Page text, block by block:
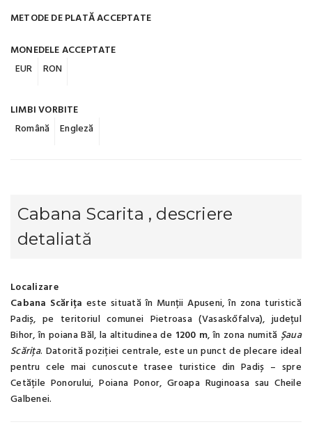
METODE DE PLATĂ ACCEPTATE
MONEDELE ACCEPTATE
EUR
RON
LIMBI VORBITE
Română
Engleză
Cabana Scarita , descriere
detaliată
Localizare
Cabana Scărița este situată în Munții Apuseni, în zona turistică
Padiș, pe teritoriul comunei Pietroasa (Vasaskőfalva), județul
Bihor, în poiana Băl, la altitudinea de 1200 m, în zona numită Șaua
Scărița. Datorită poziției centrale, este un punct de plecare ideal
pentru cele mai cunoscute trasee turistice din Padiș – spre
Cetățile Ponorului, Poiana Ponor, Groapa Ruginoasa sau Cheile
Galbenei.